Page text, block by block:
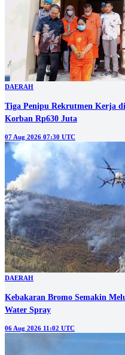
DAERAH
Tiga Penipu Rekrutmen Kerja
Korban Rp630 Juta
07 Aug 2026 07:30 UTC
DAERAH
Kebakaran Bromo Semakin
Water Spray
06 Aug 2026 11:02 UTC